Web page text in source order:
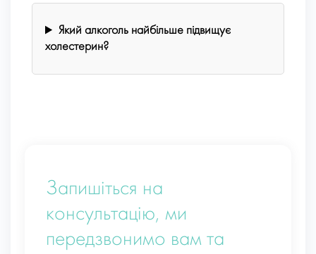
Який алкоголь найбільше підвищує
холестерин?
Запишіться на
консультацію, ми
передзвонимо вам та